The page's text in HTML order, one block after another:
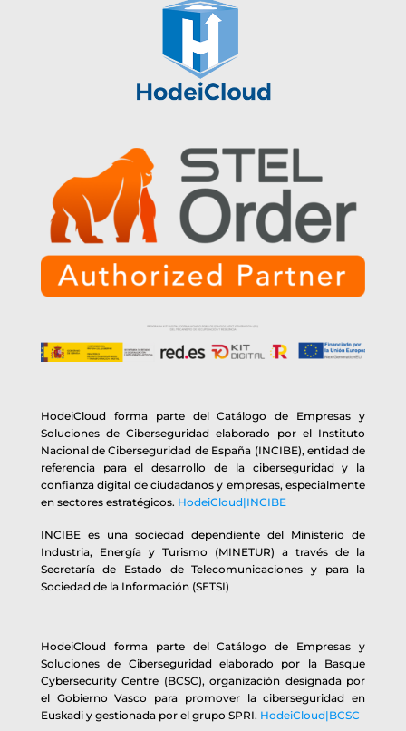
HodeiCloud forma parte del Catálogo de Empresas y
Soluciones de Ciberseguridad elaborado por el Instituto
Nacional de Ciberseguridad de España (INCIBE), entidad de
referencia para el desarrollo de la ciberseguridad y la
confianza digital de ciudadanos y empresas, especialmente
en sectores estratégicos. HodeiCloud|INCIBE
INCIBE es una sociedad dependiente del Ministerio de
Industria, Energía y Turismo (MINETUR) a través de la
Secretaría de Estado de Telecomunicaciones y para la
Sociedad de la Información (SETSI)
HodeiCloud forma parte del Catálogo de Empresas y
Soluciones de Ciberseguridad elaborado por la Basque
Cybersecurity Centre (BCSC), organización designada por
el Gobierno Vasco para promover la ciberseguridad en
Euskadi y gestionada por el grupo SPRI. HodeiCloud|BCSC